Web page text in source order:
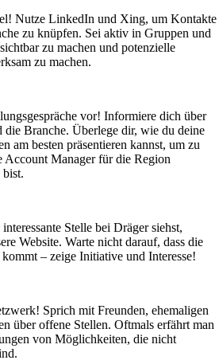
Nutze LinkedIn und Xing, um Kontakte
zu knüpfen. Sei aktiv in Gruppen und
zu machen und potenzielle
zu machen.
vor! Informiere dich über
die Branche. Überlege dir, wie du deine
am besten präsentieren kannst, um zu
Account Manager für die Region
Stelle bei Dräger siehst,
Website. Warte nicht darauf, dass die
– zeige Initiative und Interesse!
Sprich mit Freunden, ehemaligen
über offene Stellen. Oftmals erfährt man
von Möglichkeiten, die nicht